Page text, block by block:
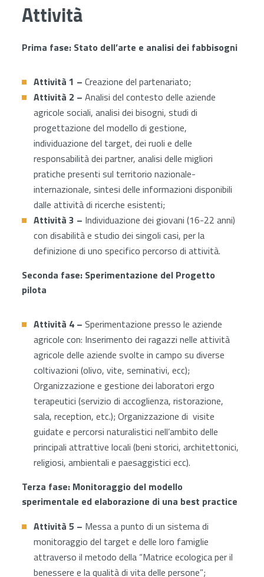
Attività
Prima fase: Stato dell’arte e analisi dei fabbisogni
Attività 1 – Creazione del partenariato;
Attività 2 – Analisi del contesto delle aziende
agricole sociali, analisi dei bisogni, studi di
progettazione del modello di gestione,
individuazione del target, dei ruoli e delle
responsabilità dei partner, analisi delle migliori
pratiche presenti sul territorio nazionale-
internazionale, sintesi delle informazioni disponibili
dalle attività di ricerche esistenti;
Attività 3 – Individuazione dei giovani (16-22 anni)
con disabilità e studio dei singoli casi, per la
definizione di uno specifico percorso di attività.
Seconda fase: Sperimentazione del Progetto
pilota
Attività 4 – Sperimentazione presso le aziende
agricole con: Inserimento dei ragazzi nelle attività
agricole delle aziende svolte in campo su diverse
coltivazioni (olivo, vite, seminativi, ecc);
Organizzazione e gestione dei laboratori ergo
terapeutici (servizio di accoglienza, ristorazione,
sala, reception, etc.); Organizzazione di visite
guidate e percorsi naturalistici nell’ambito delle
principali attrattive locali (beni storici, architettonici,
religiosi, ambientali e paesaggistici ecc).
Terza fase: Monitoraggio del modello
sperimentale ed elaborazione di una best practice
Attività 5 – Messa a punto di un sistema di
monitoraggio del target e delle loro famiglie
attraverso il metodo della “Matrice ecologica per il
benessere e la qualità di vita delle persone”;